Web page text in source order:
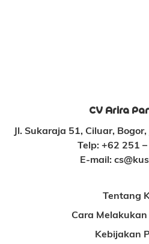
CV Arira
Jl. Sukaraja 51, Ciluar,
Telp: +62 251
E-mail:
Tentang
Cara Melakukan
Kebijakan